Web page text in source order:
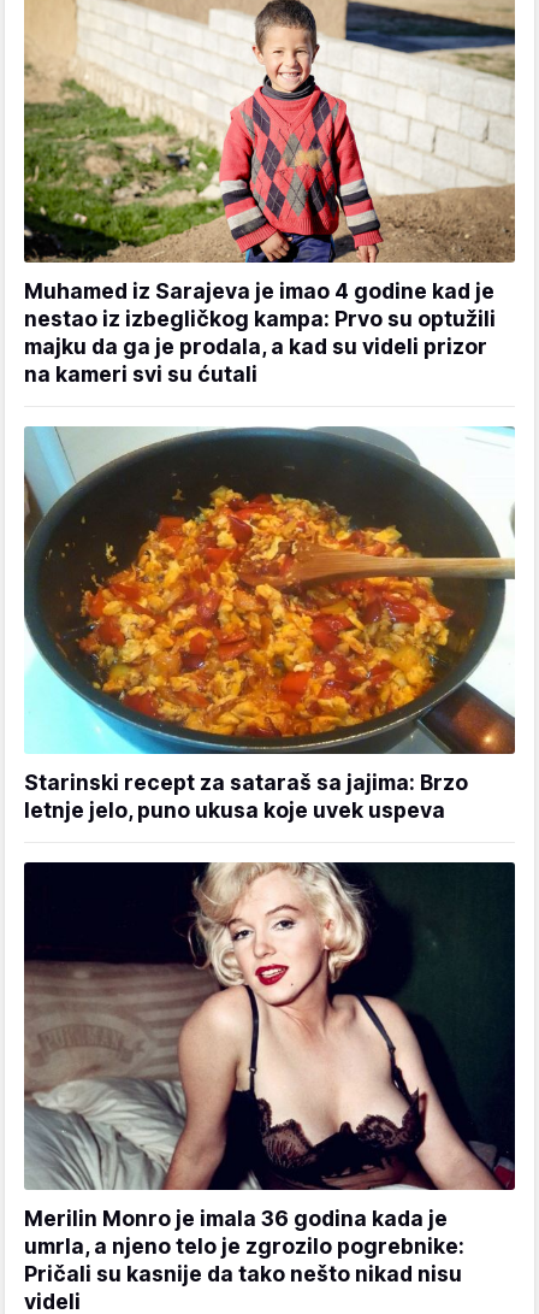
Muhamed iz Sarajeva je imao 4 godine kad je
nestao iz izbegličkog kampa: Prvo su optužili
majku da ga je prodala, a kad su videli prizor
na kameri svi su ćutali
Starinski recept za sataraš sa jajima: Brzo
letnje jelo, puno ukusa koje uvek uspeva
Merilin Monro je imala 36 godina kada je
umrla, a njeno telo je zgrozilo pogrebnike:
Pričali su kasnije da tako nešto nikad nisu
videli